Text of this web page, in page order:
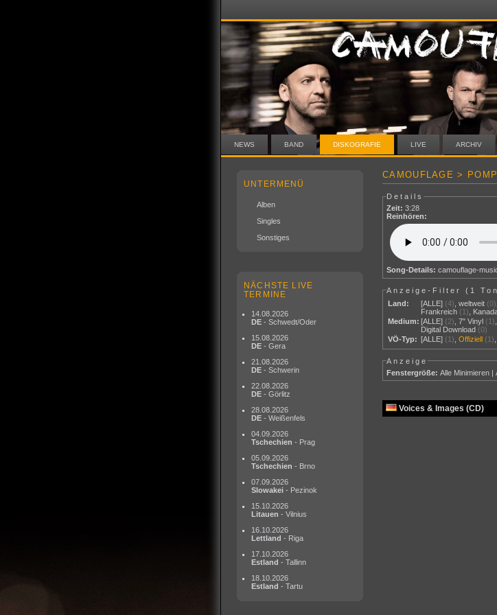
NEWS BAND DISKOGRAFIE LIVE ARCHIV
UNTERMENÜ
Alben
Singles
Sonstiges
NÄCHSTE LIVE
TERMINE
14.08.2026
DE - Schwedt/Oder
15.08.2026
DE - Gera
21.08.2026
DE - Schwerin
22.08.2026
DE - Görlitz
28.08.2026
DE - Weißenfels
04.09.2026
Tschechien - Prag
05.09.2026
Tschechien - Brno
07.09.2026
Slowakei - Pezinok
15.10.2026
Litauen - Vilnius
16.10.2026
Lettland - Riga
17.10.2026
Estland - Tallinn
18.10.2026
Estland - Tartu
CAMOUFLAGE >
Details
Zeit: 3:28
Reinhören:
Song-Details: camouflage-
Anzeige-Filter ( 1
Land:
[ALLE] (4) ,weltweit (0)
Frankreich (1)
Medium: [ALLE] (2) ,7" Vinyl (1)
Digital Download (0)
VÖ-Typ: [ALLE] (1) ,Offiziell (1)
Anzeige
Fenstergröße: Alle Minimieren |
Voices & Images (CD)